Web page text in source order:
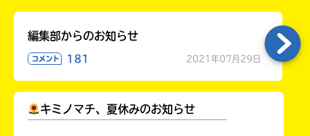
編集部からのお知らせ
コメント 181 2021年07月29日
キミノマチ、夏休みのお知らせ